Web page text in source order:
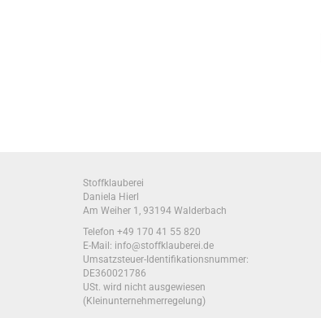
Stoffklauberei
Daniela Hierl
Am Weiher 1, 93194 Walderbach
Telefon +49 170 41 55 820
E-Mail: info@stoffklauberei.de
Umsatzsteuer-Identifikationsnummer:
DE360021786
USt. wird nicht ausgewiesen
(Kleinunternehmerregelung)